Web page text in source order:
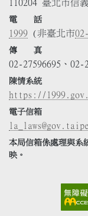
110204 臺北市信
電 話
1999 (非臺北市
傳 真
02-27596695、02-
陳情系統
https://
電子信箱
本局信箱係處理與系
映。